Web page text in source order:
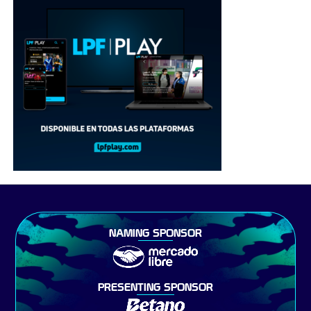
NAMING SPONSOR
PRESENTING SPONSOR